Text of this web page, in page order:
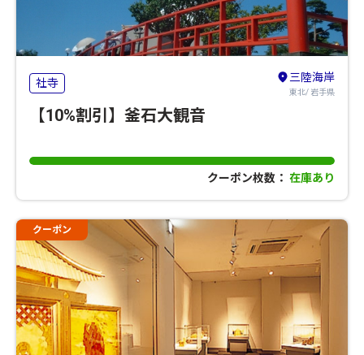
社寺 三陸海岸
東北/ 岩手県
【10%割引】釜石大観音
クーポン枚数： 在庫あり
クーポン